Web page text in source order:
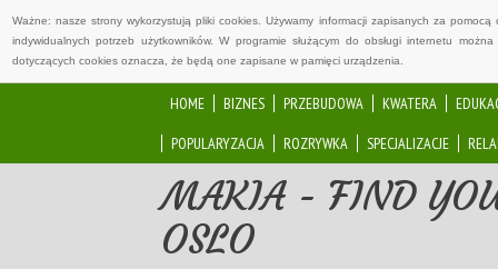
Ważne: nasze strony wykorzystują pliki cookies. Używamy informacji zapisanych za
indywidualnych potrzeb użytkowników. W programie służącym do obsługi internetu
dotyczących cookies oznacza, że będą one zapisane w pamięci urządzenia.
HOME BIZNES PRZEBUDOWA KWATERA
POPULARYZACJA
ROZRYWKA SPECJALIZACJE
MAKIA - FIND
OSLO